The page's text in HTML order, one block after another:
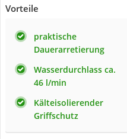
Vorteile
praktische
Dauerarretierung
Wasserdurchlass ca.
46 l/min
Kälteisolierender
Griffschutz